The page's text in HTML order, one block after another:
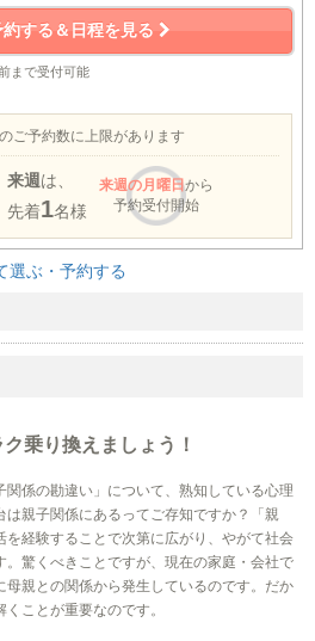
約する＆日程を見る
まで受付可能
ご予約数に上限があります
来週 は、
先着1名様
来週の月曜日から
予約受付開始
選ぶ・予約する
乗り換えましょう！
係の勘違い」について、熟知している心理
は親子関係にあるってご存知ですか？「親
経験することで次第に広がり、やがて社会
驚くべきことですが、現在の家庭・会社で
親との関係から発生しているのです。だか
ことが重要なのです。